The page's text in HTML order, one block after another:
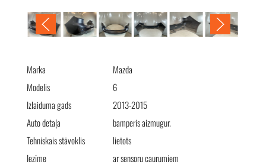
Marka
Mazda
Modelis
6
Izlaiduma gads
2013-2015
Auto detaļa
bamperis aizmugur.
Tehniskais stāvoklis
lietots
Iezīme
ar sensoru caurumiem